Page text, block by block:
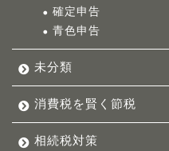
確定申告
青色申告
未分類
消費税を賢く節税
相続税対策